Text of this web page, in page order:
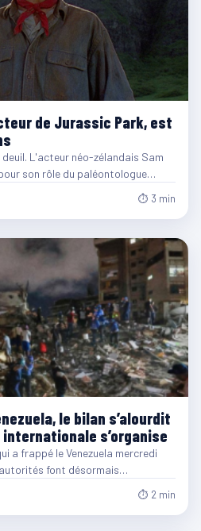
de Jurassic Park, est
L'acteur néo-zélandais Sam
son rôle du paléontologue…
⏱ 3 min
le bilan s’alourdit
internationale s’organise
a frappé le Venezuela mercredi
font désormais…
⏱ 2 min